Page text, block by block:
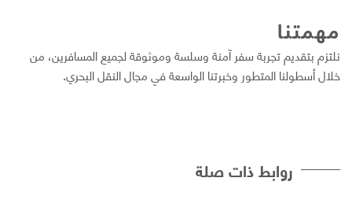
بتقدیم تجربة سفر آمنة وسلسة وموثوقة لجمیع المسافرین، من
أسطولنا المتطور وخبرتنا الواسعة في مجال النقل البحري.
روابط ذات صلة